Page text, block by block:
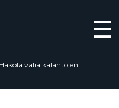
☰
väliaikalähtöjen